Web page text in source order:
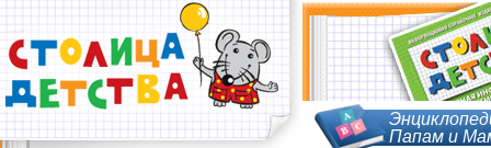
Папам и